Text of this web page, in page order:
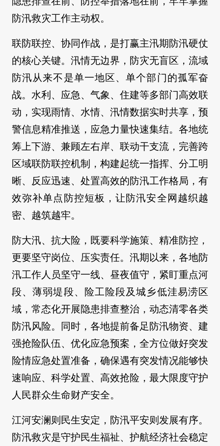
防汛救灾工作主动权。
联防联控、协同作战，是打赢主汛期防汛硬仗
的核心关键。汛情无边界，防灾无盲区，流域
防汛从来不是单一地区、单个部门的孤军奋
战。水利、应急、气象、住建等多部门高效联
动，实现雨情、水情、汛情数据实时共享，预
警信息精准推送，应急力量快速集结。各地统
筹上下游、兼顾左右岸、联动干支流，完善跨
区域联防联控机制，构建起统一指挥、分工明
晰、反应迅速、处置高效的防汛工作格局，有
效弥补单点防控短板，让防汛安全网越织越
密、越筑越牢。
防大汛、抗大险，既要科学施策、精准防控，
更要坚守岗位、压实责任。汛期以来，各地防
汛工作人员坚守一线、昼夜值守，紧盯重点河
段、薄弱堤段、险工险段及城乡低洼易涝区
域，常态化开展隐患排查整治，动态清零各类
防汛风险。同时，各地提前备足防汛物资、建
强抢险队伍、优化应急预案，全方位做好突发
险情应急处置准备，确保遇有突发情况能够快
速响应、科学处置、高效抢险，最大限度守护
人民群众生命财产安全。
江河安澜则民生安定，防汛平安则发展有序。
防汛救灾是守护民生福祉、护航经济社会稳定